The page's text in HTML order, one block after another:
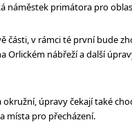
náměstek primátora pro
části, v rámci té první bude
Orlickém nábřeží a další
úpravy čekají také
místa pro přecházení.